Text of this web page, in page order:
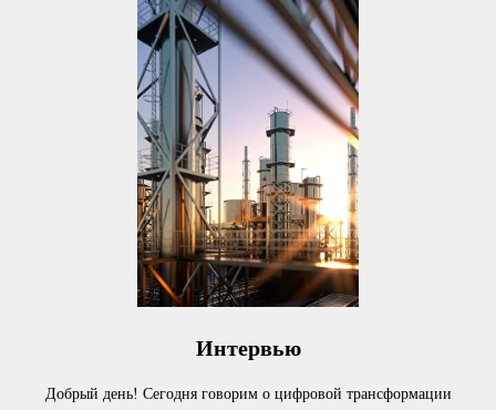
Интервью
Добрый день! Сегодня говорим о цифровой трансформации